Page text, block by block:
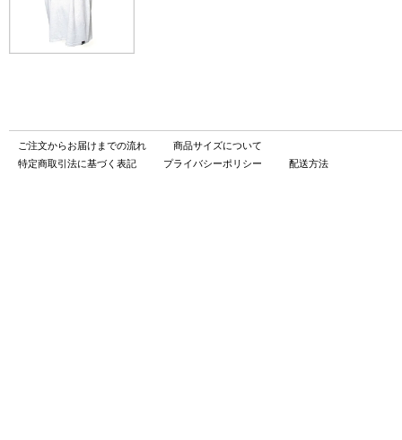
ご注文からお届けまでの流れ
商品サイズについて
特定商取引法に基づく表記
プライバシーポリシー 配送方法